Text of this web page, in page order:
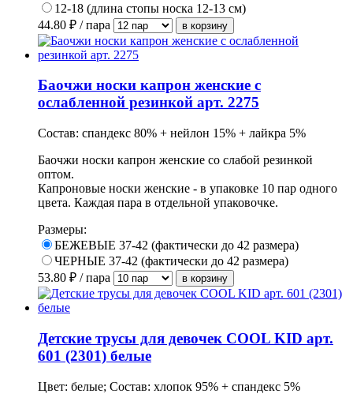
12-18 (длина стопы носка 12-13 см)
44.80 ₽ / пара
Баочжи носки капрон женские с
ослабленной резинкой арт. 2275
Состав: спандекс 80% + нейлон 15% + лайкра 5%
Баочжи носки капрон женские со слабой резинкой
оптом.
Капроновые носки женские - в упаковке 10 пар одного
цвета. Каждая пара в отдельной упаковочке.
Размеры:
БЕЖЕВЫЕ 37-42 (фактически до 42 размера)
ЧЕРНЫЕ 37-42 (фактически до 42 размера)
53.80 ₽ / пара
Детские трусы для девочек COOL KID арт.
601 (2301) белые
Цвет: белые; Состав: хлопок 95% + спандекс 5%